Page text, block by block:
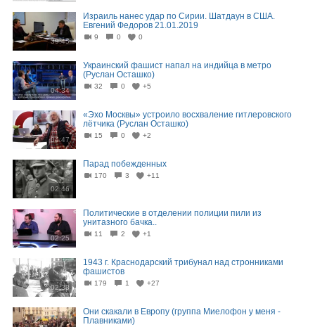
39:45
Израиль нанес удар по Сирии. Шатдаун в США.
Евгений Федоров 21.01.2019
9 0 0
04:34
Украинский фашист напал на индийца в метро
(Руслан Осташко)
32 0 +5
04:47
«Эхо Москвы» устроило восхваление гитлеровского
лётчика (Руслан Осташко)
15 0 +2
02:46
Парад побежденных
170 3 +11
02:25
Политические в отделении полиции пили из
унитазного бачка..
11 2 +1
02:38
1943 г. Краснодарский трибунал над стронниками
фашистов
179 1 +27
Они скакали в Европу (группа Миелофон у меня -
Плавниками)